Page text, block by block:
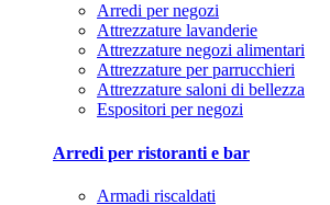
Arredi per negozi
Attrezzature lavanderie
Attrezzature negozi alimentari
Attrezzature per parrucchieri
Attrezzature saloni di bellezza
Espositori per negozi
Arredi per ristoranti e bar
Armadi riscaldati